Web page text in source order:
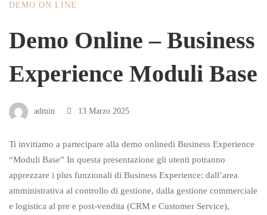
DEMO ON LINE
Demo Online – Business
Experience Moduli Base
admin 13 Marzo 2025
Ti invitiamo a partecipare alla demo onlinedi Business Experience
“Moduli Base” In questa presentazione gli utenti potranno
apprezzare i plus funzionali di Business Experience: dall’area
amministrativa al controllo di gestione, dalla gestione commerciale
e logistica al pre e post-vendita (CRM e Customer Service),